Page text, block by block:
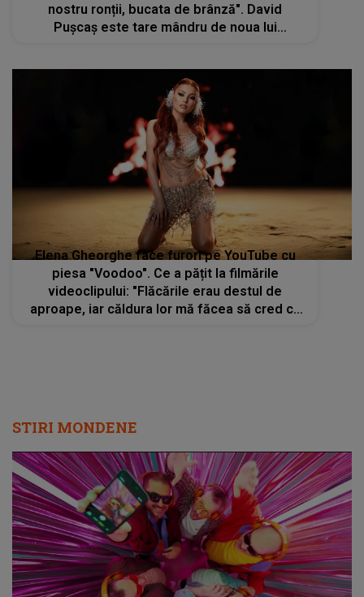
nostru ronții, bucata de brânză". David
Pușcaș este tare mândru de noua lui
Elena Gheorghe face furori pe YouTube cu
piesa "Voodoo". Ce a pățit la filmările
videoclipului: "Flăcările erau destul de
aproape, iar căldura lor mă făcea să cred că
STIRI MONDENE